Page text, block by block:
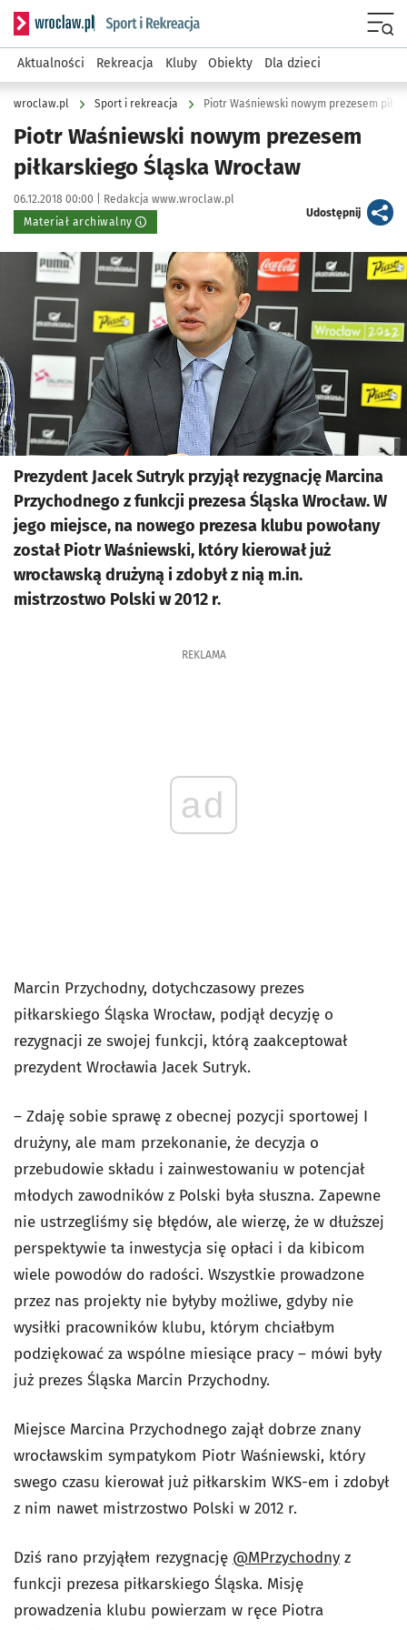
Serwis informacyjny wroclaw.pl podserwis: Sport i rekreacja
Aktualności Rekreacja Kluby Obiekty Dla dzieci
wroclaw.pl Sport i rekreacja Piotr Waśniewski nowym prezesem
Piotr Waśniewski nowym prezesem
piłkarskiego Śląska Wrocław
Data publikacji:
06.12.2018 00:00 | Autor:
Redakcja www.wroclaw.pl
Materiał archiwalny
Udostępnijartykuł
Kliknij, aby powiększyć
Prezydent Jacek Sutryk przyjął rezygnację Marcina
Przychodnego z funkcji prezesa Śląska Wrocław. W
jego miejsce, na nowego prezesa klubu powołany
został Piotr Waśniewski, który kierował już
wrocławską drużyną i zdobył z nią m.in.
mistrzostwo Polski w 2012 r.
REKLAMA
ad
Marcin Przychodny, dotychczasowy prezes
piłkarskiego Śląska Wrocław, podjął decyzję o
rezygnacji ze swojej funkcji, którą zaakceptował
prezydent Wrocławia Jacek Sutryk.
– Zdaję sobie sprawę z obecnej pozycji sportowej I
drużyny, ale mam przekonanie, że decyzja o
przebudowie składu i zainwestowaniu w potencjał
młodych zawodników z Polski była słuszna. Zapewne
nie ustrzegliśmy się błędów, ale wierzę, że w dłuższej
perspektywie ta inwestycja się opłaci i da kibicom
wiele powodów do radości. Wszystkie prowadzone
przez nas projekty nie byłyby możliwe, gdyby nie
wysiłki pracowników klubu, którym chciałbym
podziękować za wspólne miesiące pracy – mówi były
już prezes Śląska Marcin Przychodny.
Miejsce Marcina Przychodnego zajął dobrze znany
wrocławskim sympatykom Piotr Waśniewski, który
swego czasu kierował już piłkarskim WKS-em i zdobył
z nim nawet mistrzostwo Polski w 2012 r.
Dziś rano przyjąłem rezygnację @MPrzychodny z
funkcji prezesa piłkarskiego Śląska. Misję
prowadzenia klubu powierzam w ręce Piotra